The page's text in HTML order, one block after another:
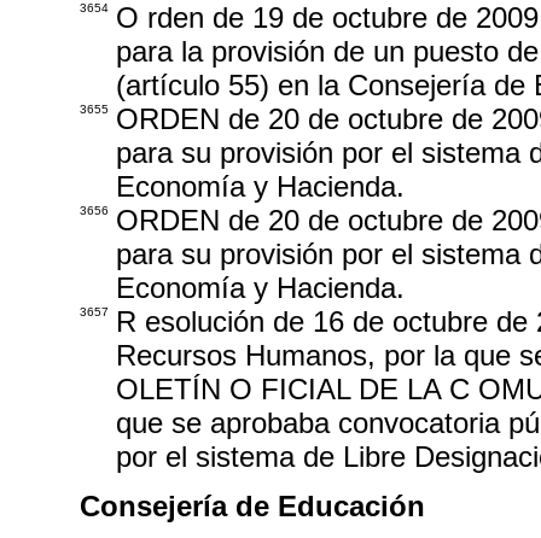
3654
O rden de 19 de octubre de
para la provisión de un puesto
(artículo 55) en la Consejería de
3655
ORDEN de 20 de octubre de
para su provisión por el sistema
Economía y Hacienda.
3656
ORDEN de 20 de octubre de
para su provisión por el sistema
Economía y Hacienda.
3657
R esolución de 16 de octubre
Recursos Humanos, por la que
OLETÍN O FICIAL DE LA C
que se aprobaba convocatoria
por el sistema de Libre
Consejería de Educación